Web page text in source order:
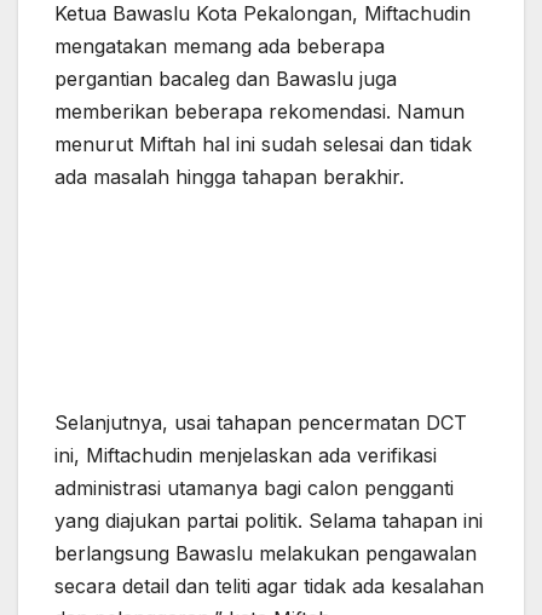
Ketua Bawaslu Kota Pekalongan, Miftachudin
mengatakan memang ada beberapa
pergantian bacaleg dan Bawaslu juga
memberikan beberapa rekomendasi. Namun
menurut Miftah hal ini sudah selesai dan tidak
ada masalah hingga tahapan berakhir.
Selanjutnya, usai tahapan pencermatan DCT
ini, Miftachudin menjelaskan ada verifikasi
administrasi utamanya bagi calon pengganti
yang diajukan partai politik. Selama tahapan ini
berlangsung Bawaslu melakukan pengawalan
secara detail dan teliti agar tidak ada kesalahan